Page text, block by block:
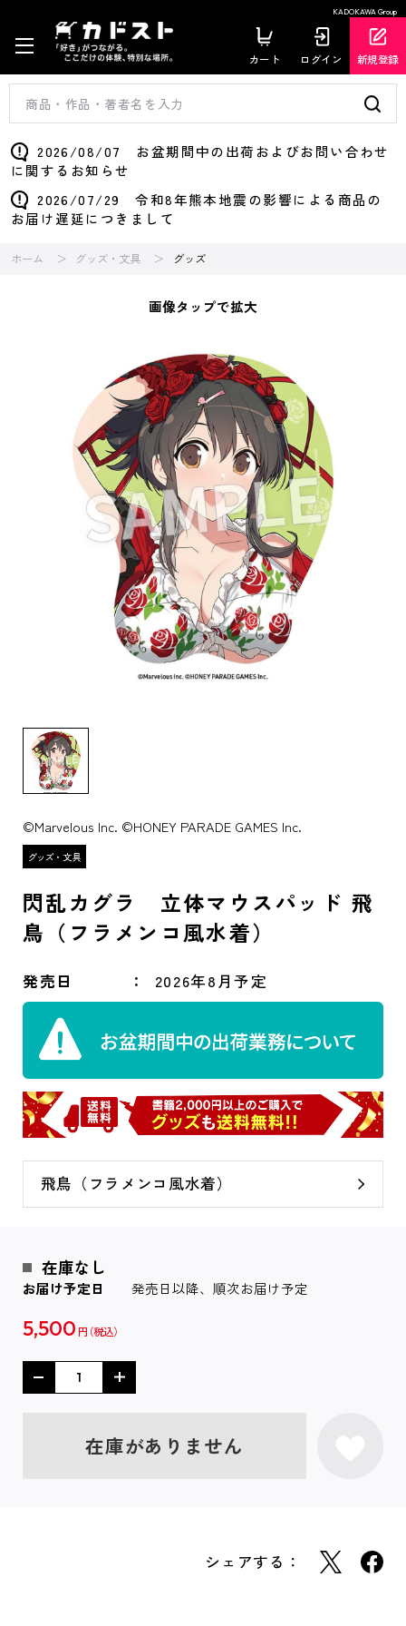
KADOKAWA Group
カート ログイン 新規登録
2026/08/07 お盆期間中の出荷およびお問い合わせ
に関するお知らせ
2026/07/29 令和8年熊本地震の影響による商品の
お届け遅延につきまして
ホーム グッズ・文具 グッズ
画像タップで拡大
©Marvelous Inc. ©HONEY PARADE GAMES Inc.
閃乱カグラ 立体マウスパッド 飛
鳥（フラメンコ風水着）
発売日 2026年8月予定
飛鳥（フラメンコ風水着）
在庫なし
お届け予定日 発売日以降、順次お届け予定
5,500 円
在庫がありません
シェアする：